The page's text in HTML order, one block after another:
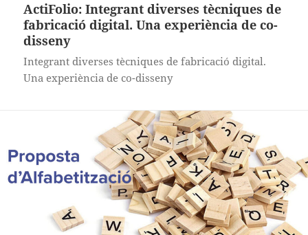
ActiFolio:Integrant diverses tècniques de
fabricació digital. Una experiència de co-
disseny
Integrant diverses tècniques de fabricació digital.
Una experiència de co-disseny